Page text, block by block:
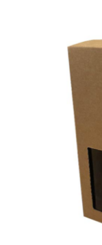
DÉTAILS